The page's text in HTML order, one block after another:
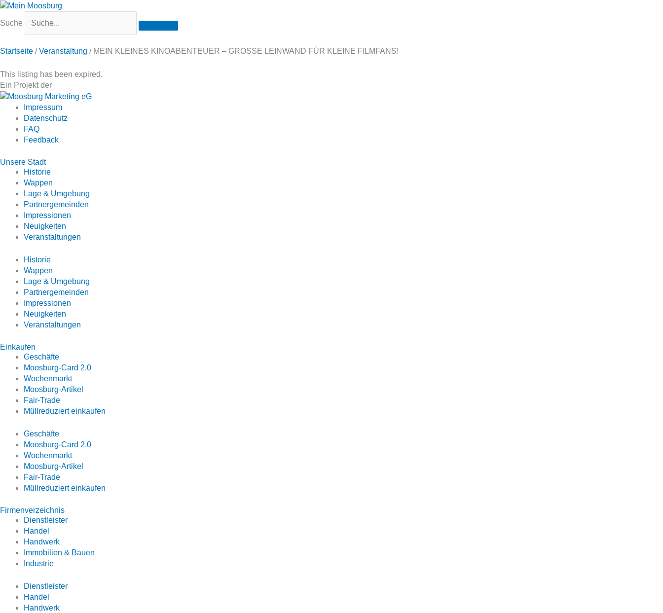
Suche
Startseite /Veranstaltung / MEIN KLEINES KINOABENTEUER – GROSSE LEINWAND FÜR KLEINE FILMFANS!
This listing has been expired.
Ein Projekt der
Impressum
Datenschutz
FAQ
Feedback
Unsere Stadt
Historie
Wappen
Lage & Umgebung
Partnergemeinden
Impressionen
Neuigkeiten
Veranstaltungen
Historie
Wappen
Lage & Umgebung
Partnergemeinden
Impressionen
Neuigkeiten
Veranstaltungen
Einkaufen
Geschäfte
Moosburg-Card 2.0
Wochenmarkt
Moosburg-Artikel
Fair-Trade
Müllreduziert einkaufen
Geschäfte
Moosburg-Card 2.0
Wochenmarkt
Moosburg-Artikel
Fair-Trade
Müllreduziert einkaufen
Firmenverzeichnis
Dienstleister
Handel
Handwerk
Immobilien & Bauen
Industrie
Dienstleister
Handel
Handwerk